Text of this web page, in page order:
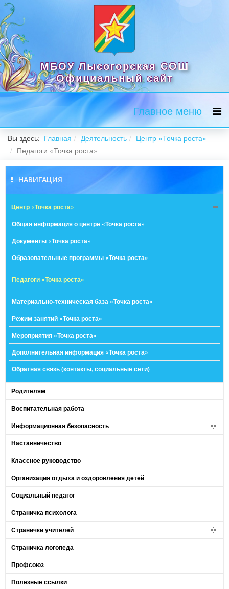
МБОУ Лысогорская СОШ
Официальный сайт
Главное меню
Вы здесь: Главная Деятельность
Центр «Точка роста»
Педагоги «Точка роста»
НАВИГАЦИЯ
Центр «Точка роста»
Общая информация о центре «Точка роста»
Документы «Точка роста»
Образовательные программы «Точка роста»
Педагоги «Точка роста»
Материально-техническая база «Точка роста»
Режим занятий «Точка роста»
Мероприятия «Точка роста»
Дополнительная информация «Точка роста»
Обратная связь (контакты, социальные сети)
Родителям
Воспитательная работа
Информационная безопасность
Наставничество
Классное руководство
Организация отдыха и оздоровления детей
Социальный педагог
Страничка психолога
Странички учителей
Страничка логопеда
Профсоюз
Полезные ссылки